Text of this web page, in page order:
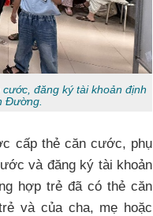
đăng ký tài khoản định
Đường.
cấp thẻ căn cước, phụ
và đăng ký tài khoản
hợp trẻ đã có thẻ căn
và của cha, mẹ hoặc